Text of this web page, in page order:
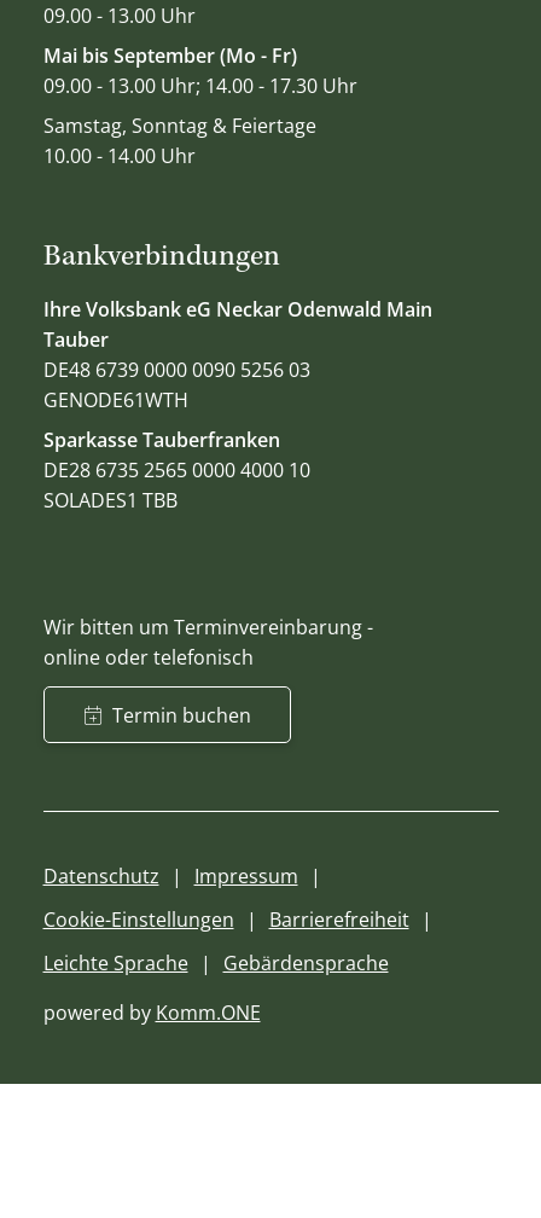
Bankverbindungen
Ihre Volksbank eG Neckar Odenwald Main
Tauber
DE48 6739 0000 0090 5256 03
GENODE61WTH
Sparkasse Tauberfranken
DE28 6735 2565 0000 4000 10
SOLADES1 TBB
Wir bitten um Terminvereinbarung -
online oder telefonisch
Termin buchen
09.00 - 13.00 Uhr
Mai bis September (Mo - Fr)
09.00 - 13.00 Uhr; 14.00 - 17.30 Uhr
Samstag, Sonntag & Feiertage
10.00 - 14.00 Uhr
Datenschutz
Impressum
Cookie-Einstellungen
Barrierefreiheit
Leichte Sprache
Gebärdensprache
powered by Komm.ONE